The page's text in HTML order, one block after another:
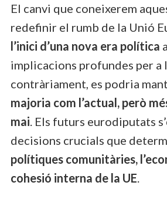
El canvi que coneixerem
redefinir el rumb de la Unió
l’inici d’una nova era política
implicacions profundes per a
contràriament, es podria
majoria com l’actual, però
mai. Els futurs eurodiputats
decisions crucials que
polítiques comunitàries,
cohesió interna de la UE.